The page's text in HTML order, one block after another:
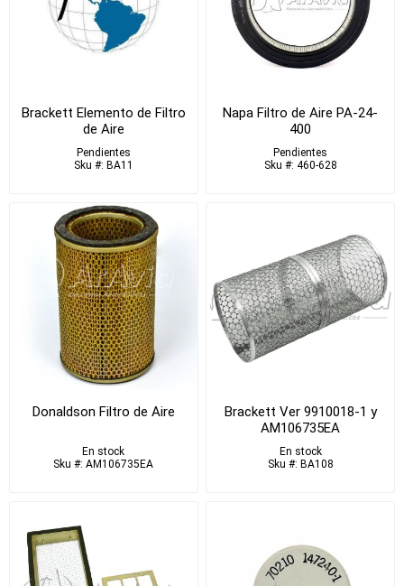
Brackett Elemento de Filtro
de Aire
Pendientes
Sku #: BA11
Napa Filtro de Aire PA-24-
400
Pendientes
Sku #: 460-628
Donaldson Filtro de Aire
En stock
Sku #: AM106735EA
Brackett Ver 9910018-1 y
AM106735EA
En stock
Sku #: BA108